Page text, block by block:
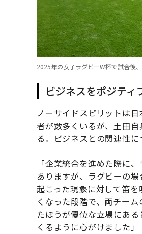
2025年の女子ラグビーW杯で試合後
ビジネスをポジテ
ノーサイドスピリットは
者が数多くいるが、土田
る。ビジネスとの関連性
「企業統合を進めた際に
ありますが、ラグビーの
起こった現象に対して笛
くなった段階で、両チー
たほうが優位な立場にあ
くるように心がけました」